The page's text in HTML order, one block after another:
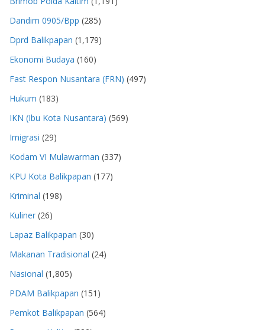
Dandim 0905/Bpp (285)
Dprd Balikpapan (1,179)
Ekonomi Budaya (160)
Fast Respon Nusantara (FRN) (497)
Hukum (183)
IKN (Ibu Kota Nusantara) (569)
Imigrasi (29)
Kodam VI Mulawarman (337)
KPU Kota Balikpapan (177)
Kriminal (198)
Kuliner (26)
Lapaz Balikpapan (30)
Makanan Tradisional (24)
Nasional (1,805)
PDAM Balikpapan (151)
Pemkot Balikpapan (564)